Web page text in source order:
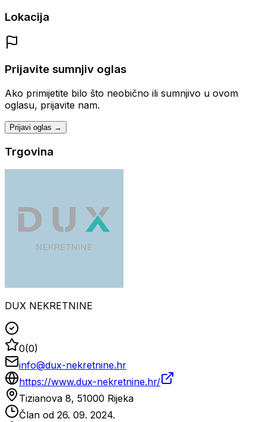
Lokacija
Prijavite sumnjiv oglas
Ako primijetite bilo što neobično ili sumnjivo u ovom
oglasu, prijavite nam.
Prijavi oglas →
Trgovina
DUX NEKRETNINE
0(0)
info@dux-nekretnine.hr
https://www.dux-nekretnine.hr/
Tizianova 8, 51000 Rijeka
Član od 26. 09. 2024.